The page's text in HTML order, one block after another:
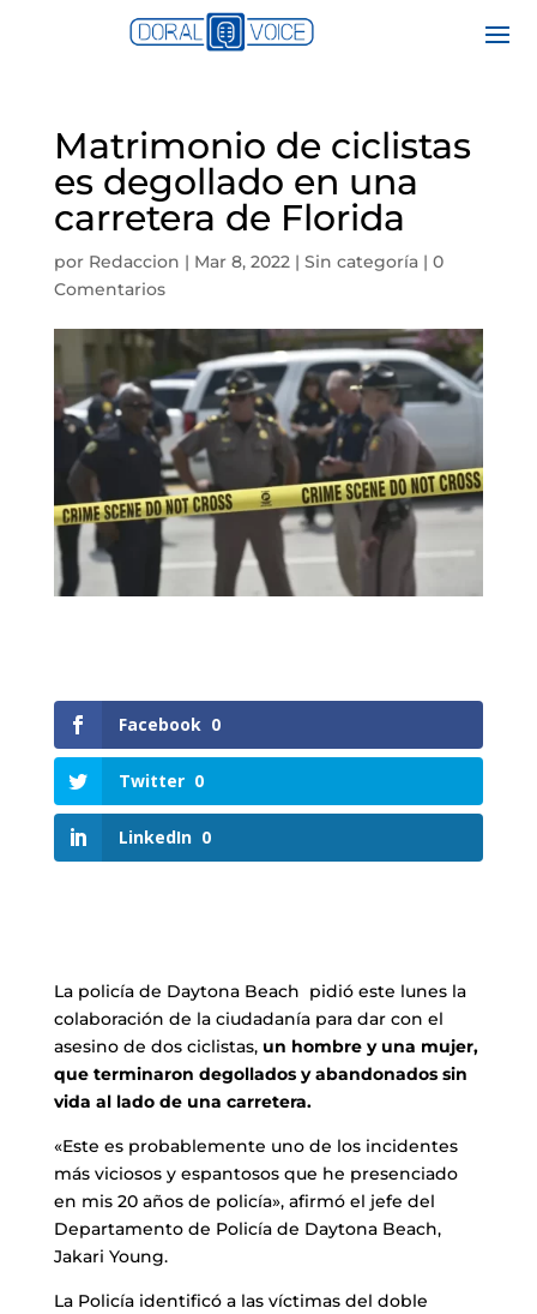
Matrimonio de ciclistas
es degollado en una
carretera de Florida
por Redaccion | Mar 8, 2022| Sin categoría| 0
Comentarios
Facebook 0
Twitter 0
LinkedIn 0
La policía de Daytona Beach pidió este lunes la
colaboración de la ciudadanía para dar con el
asesino de dos ciclistas, un hombre y una mujer,
que terminaron degollados y abandonados sin
vida al lado de una carretera.
«Este es probablemente uno de los incidentes
más viciosos y espantosos que he presenciado
en mis 20 años de policía», afirmó el jefe del
Departamento de Policía de Daytona Beach,
Jakari Young.
La Policía identificó a las víctimas del doble